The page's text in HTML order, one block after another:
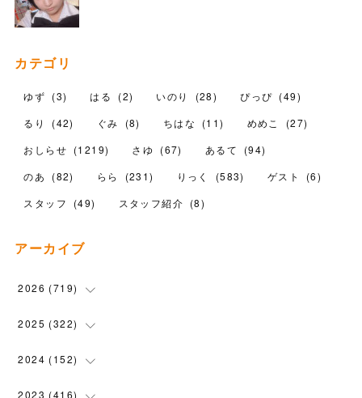
カテゴリ
ゆず (3) はる (2) いのり (28) ぴっぴ (49)
るり
(42) ぐみ (8) ちはな (11) めめこ (27)
おしらせ (1219) さゆ (67) あるて (94)
のあ
(82) らら (231) りっく (583) ゲスト (6)
スタッフ
(49) スタッフ紹介 (8)
アーカイブ
2026 (719)
(12)
(102
( 110
2025 (322)
(90)
( 100
2024 (152)
(5 )
2023 (416)